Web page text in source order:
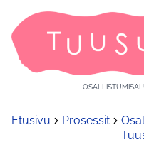
Etusivu Prosessit